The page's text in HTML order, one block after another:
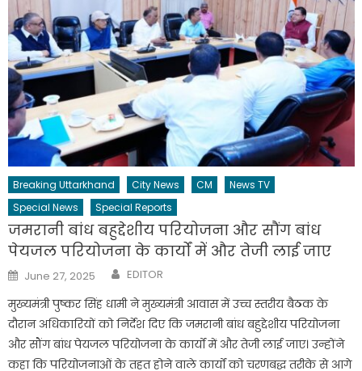
Breaking Uttarkhand City News CM
News TV
Special News
Special Reports
जमरानी बांध बहुद्देशीय परियोजना और सौंग बांध
पेयजल परियोजना के कार्यों में और तेजी लाई जाए
Posted
on
June 27, 2025 Author
EDITOR
मुख्यमंत्री पुष्कर सिंह धामी ने मुख्यमंत्री आवास में उच्च स्तरीय बैठक के
दौरान अधिकारियों को निर्देश दिए कि जमरानी बांध बहुद्देशीय परियोजना
और सौंग बांध पेयजल परियोजना के कार्यों में और तेजी लाई जाए। उन्होंने
कहा कि परियोजनाओं के तहत होने वाले कार्यों को चरणबद्ध तरीके से आगे